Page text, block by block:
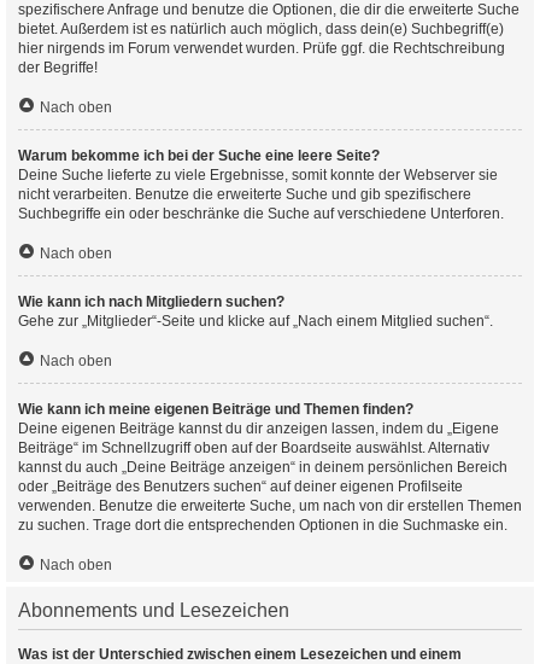
spezifischere Anfrage und benutze die Optionen, die dir die erweiterte Suche
bietet. Außerdem ist es natürlich auch möglich, dass dein(e) Suchbegriff(e)
hier nirgends im Forum verwendet wurden. Prüfe ggf. die Rechtschreibung
der Begriffe!
Nach oben
Warum bekomme ich bei der Suche eine leere Seite?
Deine Suche lieferte zu viele Ergebnisse, somit konnte der Webserver sie
nicht verarbeiten. Benutze die erweiterte Suche und gib spezifischere
Suchbegriffe ein oder beschränke die Suche auf verschiedene Unterforen.
Nach oben
Wie kann ich nach Mitgliedern suchen?
Gehe zur „Mitglieder“-Seite und klicke auf „Nach einem Mitglied suchen“.
Nach oben
Wie kann ich meine eigenen Beiträge und Themen finden?
Deine eigenen Beiträge kannst du dir anzeigen lassen, indem du „Eigene
Beiträge“ im Schnellzugriff oben auf der Boardseite auswählst. Alternativ
kannst du auch „Deine Beiträge anzeigen“ in deinem persönlichen Bereich
oder „Beiträge des Benutzers suchen“ auf deiner eigenen Profilseite
verwenden. Benutze die erweiterte Suche, um nach von dir erstellen Themen
zu suchen. Trage dort die entsprechenden Optionen in die Suchmaske ein.
Nach oben
Abonnements und Lesezeichen
Was ist der Unterschied zwischen einem Lesezeichen und einem